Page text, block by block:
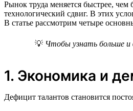
Рынок труда меняется быстрее, чем
технологический сдвиг. В этих
В статье рассмотрим четыре
💡 Чтобы узнать больше и
1. Экономика и
Дефицит талантов становится